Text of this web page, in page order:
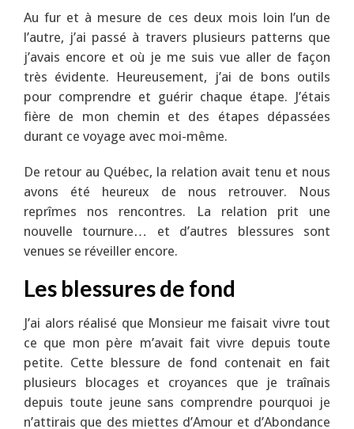
Au fur et à mesure de ces deux mois loin l’un de
l’autre, j’ai passé à travers plusieurs patterns que
j’avais encore et où je me suis vue aller de façon
très évidente. Heureusement, j’ai de bons outils
pour comprendre et guérir chaque étape. J’étais
fière de mon chemin et des étapes dépassées
durant ce voyage avec moi-même.
De retour au Québec, la relation avait tenu et nous
avons été heureux de nous retrouver. Nous
reprîmes nos rencontres. La relation prit une
nouvelle tournure… et d’autres blessures sont
venues se réveiller encore.
Les blessures de fond
J’ai alors réalisé que Monsieur me faisait vivre tout
ce que mon père m’avait fait vivre depuis toute
petite. Cette blessure de fond contenait en fait
plusieurs blocages et croyances que je traînais
depuis toute jeune sans comprendre pourquoi je
n’attirais que des miettes d’Amour et d’Abondance